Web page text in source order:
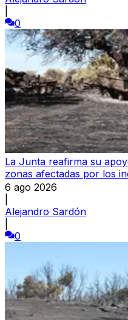
0
La Junta reafirma su
zonas afectadas por los
6 ago 2026
Alejandro Sardón
0